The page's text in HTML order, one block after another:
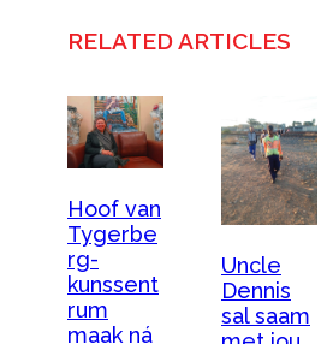
RELATED ARTICLES
Hoof van
Tygerbe
rg-
kunssent
rum
maak ná
Uncle
Dennis
sal saam